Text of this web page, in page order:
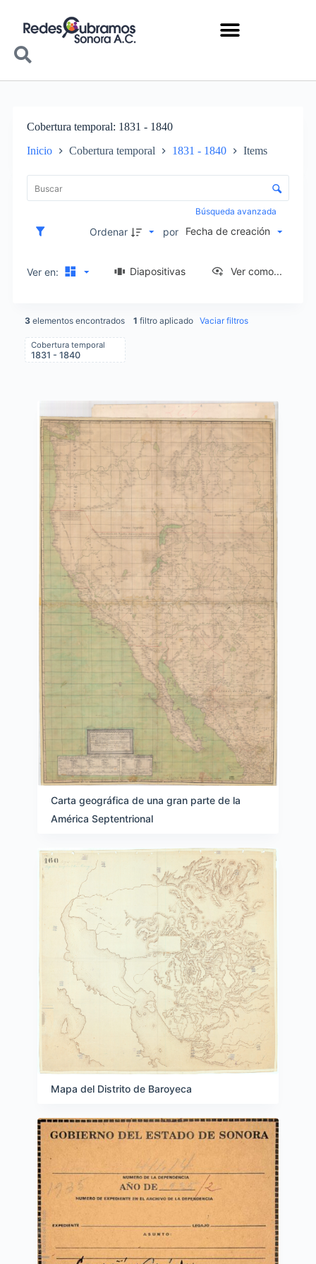
Cobertura temporal 1831 - 1840
Inicio Cobertura temporal 1831 - 1840 Items
Control de clasificación y visualización
Búsqueda avanzada
Ordenar por Fecha de creación
Ver en: Diapositivas Ver como...
3 elementos encontrados 1 filtro aplicado Vaciar filtros
Cobertura temporal
1831 - 1840
Items list results
Carta geográfica de una gran parte de la
América Septentrional
Mapa del Distrito de Baroyeca